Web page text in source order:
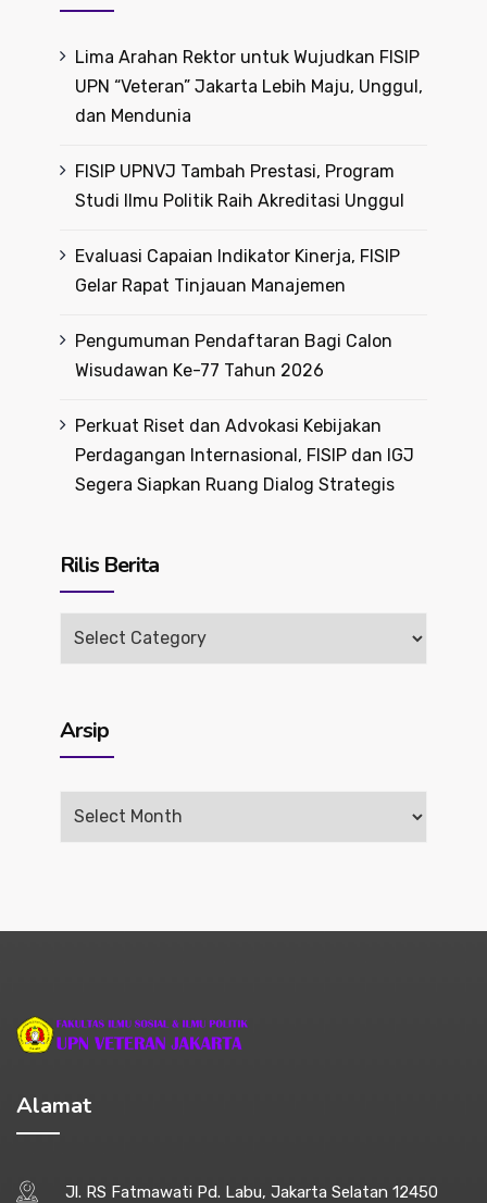
Lima Arahan Rektor untuk Wujudkan FISIP
UPN “Veteran” Jakarta Lebih Maju, Unggul,
dan Mendunia
FISIP UPNVJ Tambah Prestasi, Program
Studi Ilmu Politik Raih Akreditasi Unggul
Evaluasi Capaian Indikator Kinerja, FISIP
Gelar Rapat Tinjauan Manajemen
Pengumuman Pendaftaran Bagi Calon
Wisudawan Ke-77 Tahun 2026
Perkuat Riset dan Advokasi Kebijakan
Perdagangan Internasional, FISIP dan IGJ
Segera Siapkan Ruang Dialog Strategis
Rilis Berita
Rilis
Arsip
Arsip
Alamat
Jl. RS Fatmawati Pd. Labu, Jakarta Selatan 12450